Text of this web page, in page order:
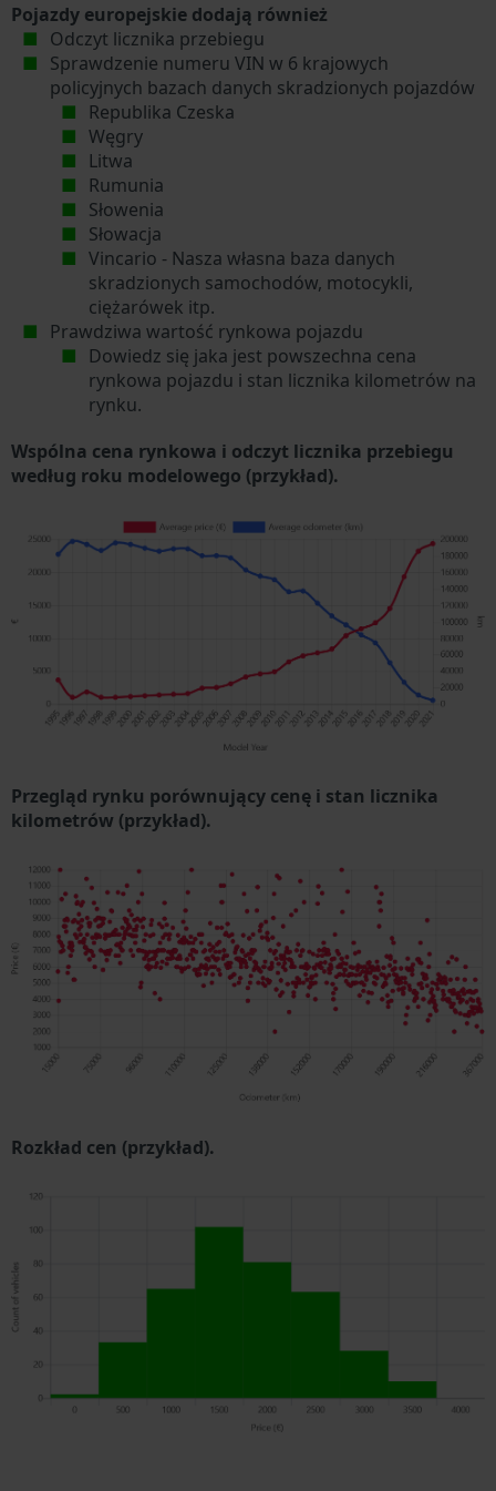
Pojazdy europejskie dodają również
Odczyt licznika przebiegu
Sprawdzenie numeru VIN w 6 krajowych
policyjnych bazach danych skradzionych pojazdów
Republika Czeska
Węgry
Litwa
Rumunia
Słowenia
Słowacja
Vincario - Nasza własna baza danych
skradzionych samochodów, motocykli,
ciężarówek itp.
Prawdziwa wartość rynkowa pojazdu
Dowiedz się jaka jest powszechna cena
rynkowa pojazdu i stan licznika kilometrów na
rynku.
Wspólna cena rynkowa i odczyt licznika przebiegu
według roku modelowego (przykład).
Przegląd rynku porównujący cenę i stan licznika
kilometrów (przykład).
Rozkład cen (przykład).